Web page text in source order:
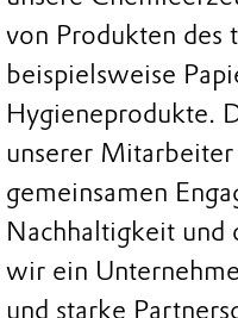
von Produkten des
beispielsweise
Hygieneprodukte.
unserer Mitarbeiter
gemeinsamen
Nachhaltigkeit und
wir ein
und starke